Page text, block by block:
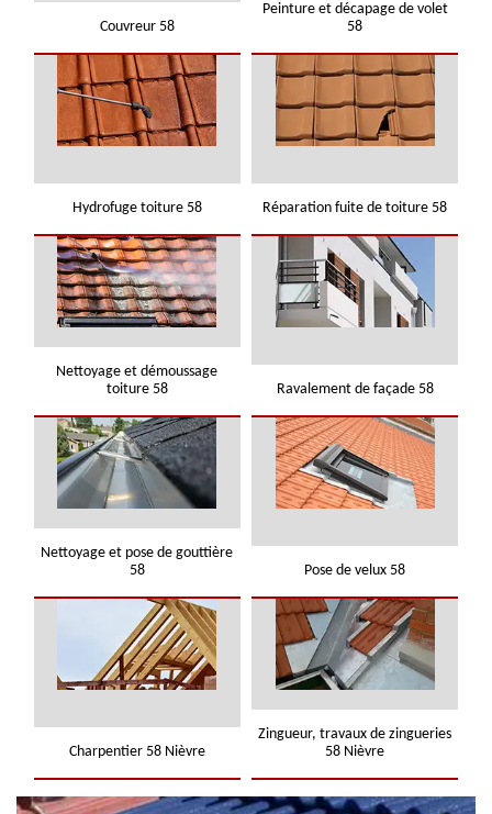
Couvreur 58
Peinture et décapage de volet
58
Hydrofuge toiture 58 Réparation fuite de toiture 58
Nettoyage et démoussage
toiture 58
Ravalement de façade 58
Nettoyage et pose de gouttière
58
Pose de velux 58
Charpentier 58 Nièvre
Zingueur, travaux de zingueries
58 Nièvre